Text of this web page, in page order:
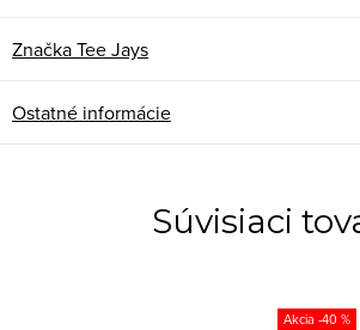
ZnačkaTee Jays
Ostatné informácie
Súvisiaci
-40 %